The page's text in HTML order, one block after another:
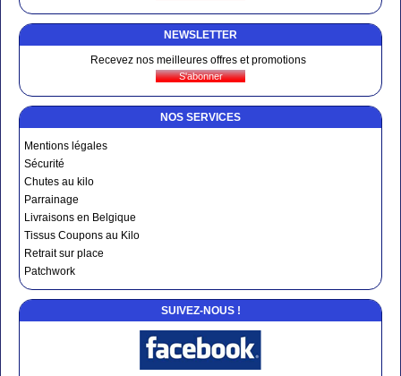
NEWSLETTER
Recevez nos meilleures offres et promotions
NOS SERVICES
Mentions légales
Sécurité
Chutes au kilo
Parrainage
Livraisons en Belgique
Tissus Coupons au Kilo
Retrait sur place
Patchwork
SUIVEZ-NOUS !